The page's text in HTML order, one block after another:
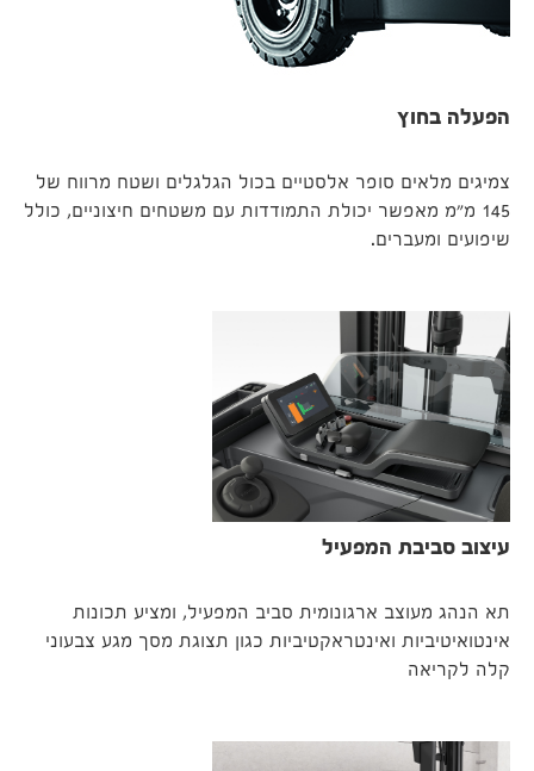
הפעלה בחוץ
צמיגים מלאים סופר אלסטיים בכול הגלגלים ושטח מרווח של
145 מ"מ מאפשר יכולת התמודדות עם משטחים חיצוניים, כולל
שיפועים ומעברים.
עיצוב סביבת המפעיל
תא הנהג מעוצב ארגונומית סביב המפעיל, ומציע תכונות
אינטואיטיביות ואינטראקטיביות כגון תצוגת מסך מגע צבעוני
קלה לקריאה